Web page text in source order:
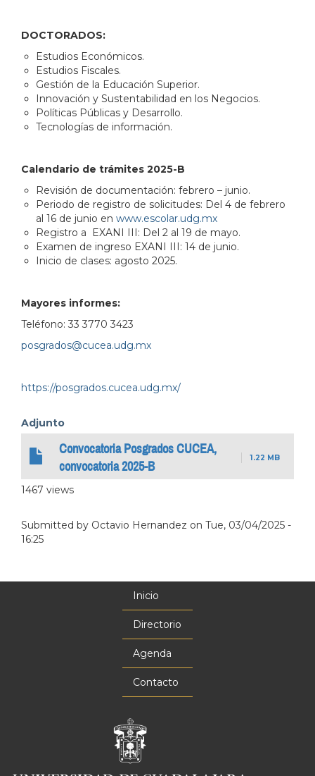
DOCTORADOS:
Estudios Económicos.
Estudios Fiscales.
Gestión de la Educación Superior.
Innovación y Sustentabilidad en los Negocios.
Políticas Públicas y Desarrollo.
Tecnologías de información.
Calendario de trámites 2025-B
Revisión de documentación: febrero – junio.
Periodo de registro de solicitudes: Del 4 de febrero
al 16 de junio en www.escolar.udg.mx
Registro a EXANI III: Del 2 al 19 de mayo.
Examen de ingreso EXANI III: 14 de junio.
Inicio de clases: agosto 2025.
Mayores informes:
Teléfono: 33 3770 3423
posgrados@cucea.udg.mx
https://posgrados.cucea.udg.mx/
Adjunto
Convocatoria Posgrados CUCEA,
convocatoria 2025-B
1.22 MB
1467 views
Submitted by Octavio Hernandez on Tue, 03/04/2025 -
16:25
Inicio
Directorio
Agenda
Contacto